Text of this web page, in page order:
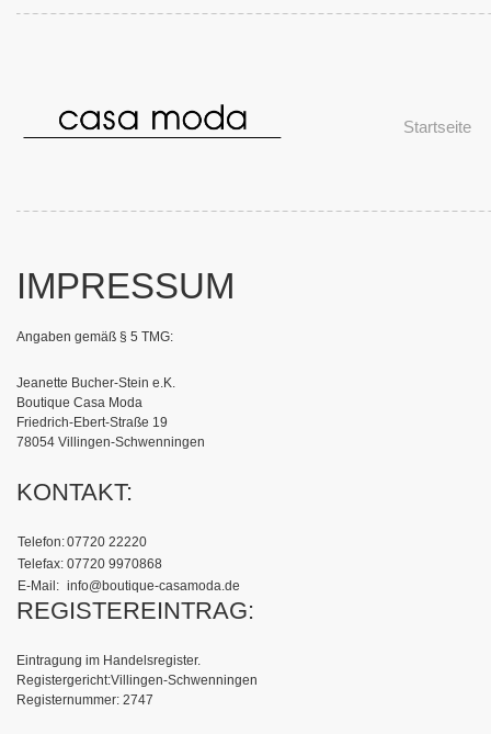
Startseite
IMPRESSUM
Angaben gemäß § 5 TMG:
Jeanette Bucher-Stein e.K.
Boutique Casa Moda
Friedrich-Ebert-Straße 19
78054 Villingen-Schwenningen
KONTAKT:
Telefon:07720 22220
Telefax: 07720 9970868
E-Mail: info@boutique-casamoda.de
REGISTEREINTRAG:
Eintragung im Handelsregister.
Registergericht:Villingen-Schwenningen
Registernummer: 2747